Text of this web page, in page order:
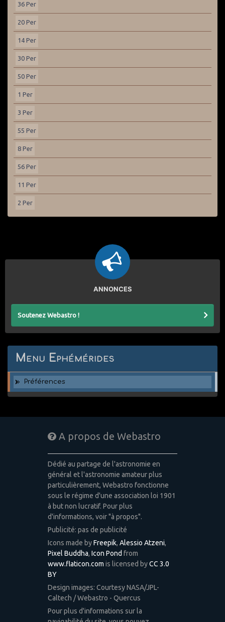
36 Per
20 Per
14 Per
30 Per
50 Per
1 Per
3 Per
55 Per
8 Per
56 Per
11 Per
2 Per
ANNONCES
Soutenez Webastro !
Menu Ephémérides
Préférences
A propos de Webastro
Dédié au partage de l'astronomie en
général et l'astronomie amateur plus
particulièrement, Webastro fonctionne
sous le régime d'une association loi 1901
à but non lucratif. Pour plus
d'informations, voir "à propos".
Publicité: pas de publicité
Icons made byFreepik, Alessio Atzeni,
Pixel Buddha, Icon Pond from
www.flaticon.com is licensed byCC 3.0
BY
Design images: Courtesy NASA/JPL-
Caltech / Webastro - Quercus
Pour plus d'informations sur la